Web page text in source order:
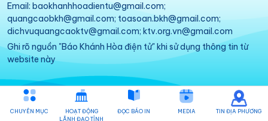
Email: baokhanhhoadientu@gmail.com;
quangcaobkh@gmail.com; toasoan.bkh@gmail.com;
dichvuquangcaoktv@gmail.com; ktv.org.vn@gmail.com
Ghi rõ nguồn "Báo Khánh Hòa điện tử" khi sử dụng thông tin từ
website này
CHUYÊN MỤC
HOẠT ĐỘNG
LÃNH ĐẠO TỈNH
ĐỌC BÁO IN MEDIA TIN ĐỊA PHƯƠNG